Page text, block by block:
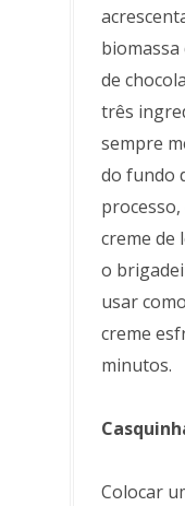
biomassa
de
três
sempre
do fundo
creme de
o
usar
creme
minutos.
Colocar